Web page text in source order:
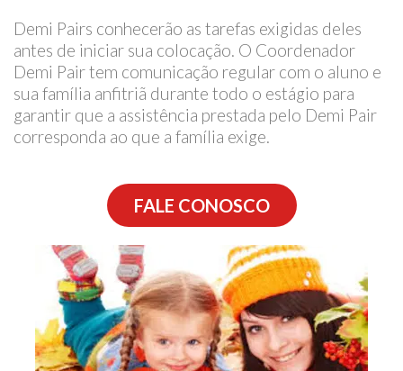
Demi Pairs conhecerão as tarefas exigidas deles
antes de iniciar sua colocação. O Coordenador
Demi Pair tem comunicação regular com o aluno e
sua família anfitriã durante todo o estágio para
garantir que a assistência prestada pelo Demi Pair
corresponda ao que a família exige.
FALE CONOSCO